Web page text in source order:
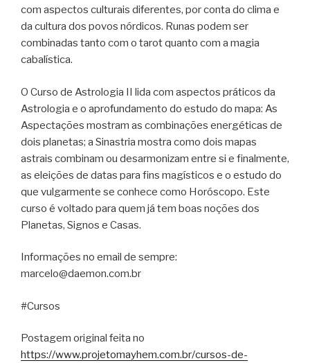
com aspectos culturais diferentes, por conta do clima e
da cultura dos povos nórdicos. Runas podem ser
combinadas tanto com o tarot quanto com a magia
cabalística.
O Curso de Astrologia II lida com aspectos práticos da
Astrologia e o aprofundamento do estudo do mapa: As
Aspectações mostram as combinações energéticas de
dois planetas; a Sinastria mostra como dois mapas
astrais combinam ou desarmonizam entre si e finalmente,
as eleições de datas para fins magísticos e o estudo do
que vulgarmente se conhece como Horóscopo. Este
curso é voltado para quem já tem boas noções dos
Planetas, Signos e Casas.
Informações no email de sempre:
marcelo@daemon.com.br
#Cursos
Postagem original feita no
https://www.projetomayhem.com.br/cursos-de-